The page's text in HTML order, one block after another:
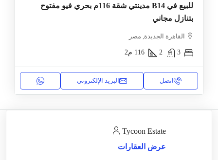
للبيع في B14 مدينتي شقة 116م بحري فيو مفتوح
بتنازل مجاني
القاهرة الجديدة, مصر
3
2
116 م2
اتصل البريد الإلكتروني
Tycoon Estate
عرض العقارات